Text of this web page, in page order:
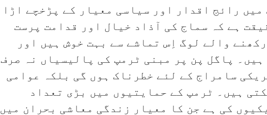
رائج اقدار اور سیاسی معیار کے پڑخچے اڑا
ہے کہ سماج کی آذاد خیال اور قدامت پرست
والے لوگ اِس تماشے سے بہت خوش ہیں اور
پاگل پن پر مبنی ٹرمپ کی پالیسیاں نہ صرف
سامراج کے لئے خطرناک ہوں گی بلکہ عوامی
ہیں۔ ٹرمپ کے حمایتیوں میں بڑی تعداد
کی ہے جن کا معیار زندگی معاشی بحران میں